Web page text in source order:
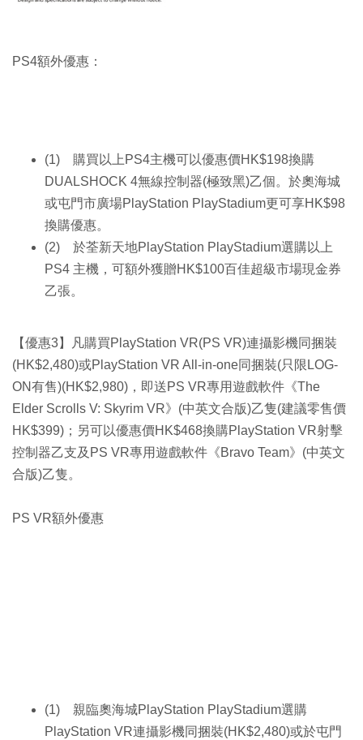
PS4額外優惠：
(1) 購買以上PS4主機可以優惠價HK$198換購
DUALSHOCK 4無線控制器(極致黑)乙個。於奧海城
或屯門市廣場PlayStation PlayStadium更可享HK$98
換購優惠。
(2) 於荃新天地PlayStation PlayStadium選購以上
PS4 主機，可額外獲贈HK$100百佳超級市場現金券
乙張。
【優惠3】凡購買PlayStation VR(PS VR)連攝影機同捆裝
(HK$2,480)或PlayStation VR All-in-one同捆裝(只限LOG-
ON有售)(HK$2,980)，即送PS VR專用遊戲軟件《The
Elder Scrolls V: Skyrim VR》(中英文合版)乙隻(建議零售價
HK$399)；另可以優惠價HK$468換購PlayStation VR射擊
控制器乙支及PS VR專用遊戲軟件《Bravo Team》(中英文
合版)乙隻。
PS VR額外優惠
(1) 親臨奧海城PlayStation PlayStadium選購
PlayStation VR連攝影機同捆裝(HK$2,480)或於屯門